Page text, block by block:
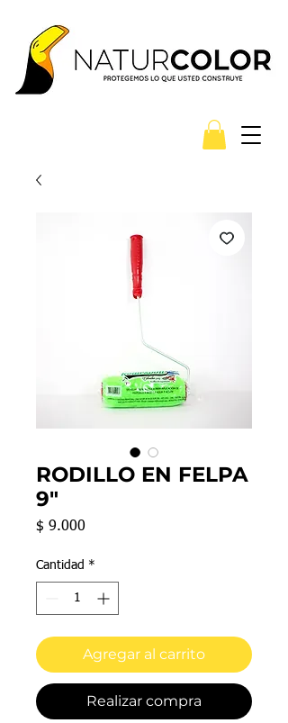
RODILLO EN FELPA
9"
$ 9.000
Cantidad *
Agregar al carrito
Realizar compra